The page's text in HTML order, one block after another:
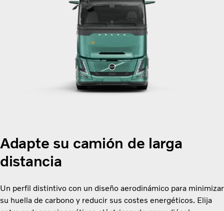
Adapte su camión de larga
distancia
Un perfil distintivo con un diseño aerodinámico para minimizar
su huella de carbono y reducir sus costes energéticos. Elija